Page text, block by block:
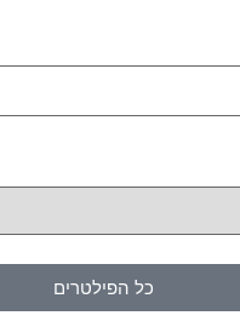
כל הפילטרים